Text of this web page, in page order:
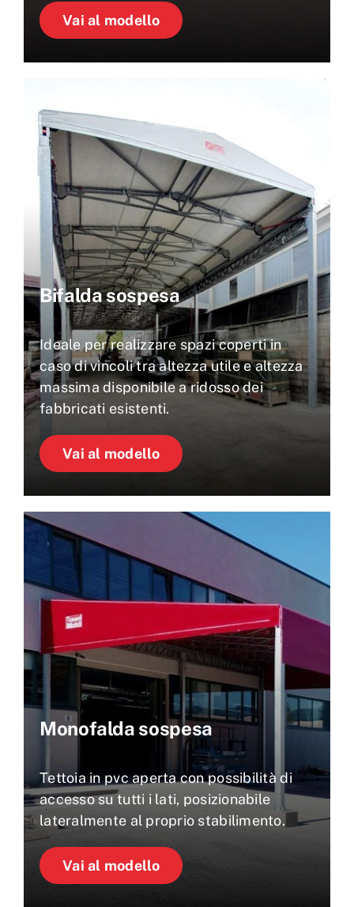
Vai al modello
Bifalda sospesa
Ideale per realizzare spazi coperti in
caso di vincoli tra altezza utile e altezza
massima disponibile a ridosso dei
fabbricati esistenti.
Vai al modello
Monofalda sospesa
Tettoia in pvc aperta con possibilità di
accesso su tutti i lati, posizionabile
lateralmente al proprio stabilimento.
Vai al modello